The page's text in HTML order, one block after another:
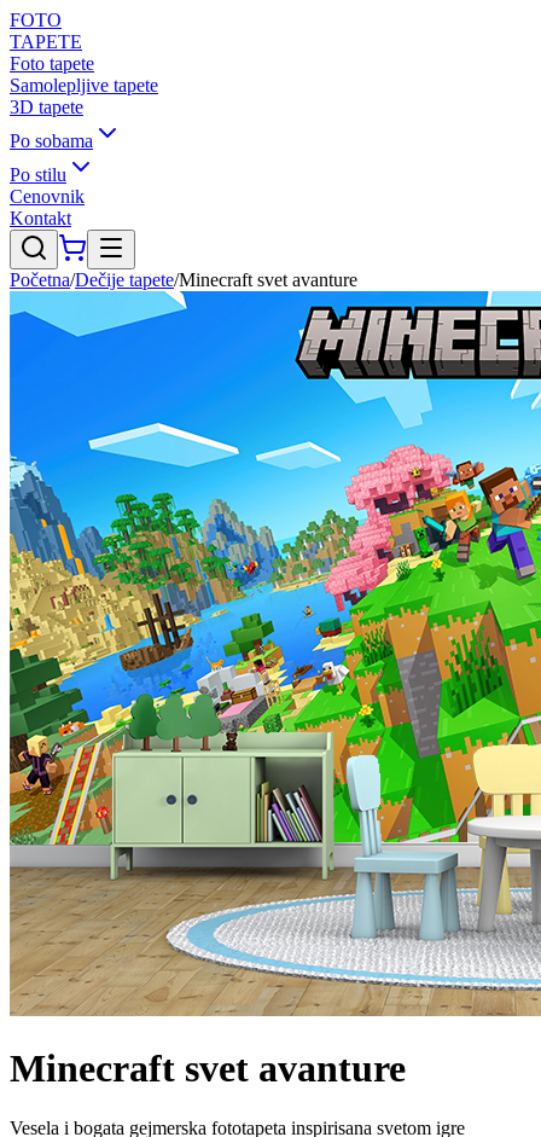
FOTO
TAPETE
Foto tapete
Samolepljive tapete
3D tapete
Po sobama
Po stilu
Cenovnik
Kontakt
Početna/Dečije tapete/Minecraft svet avanture
Minecraft svet avanture
Vesela i bogata gejmerska fototapeta inspirisana svetom igre